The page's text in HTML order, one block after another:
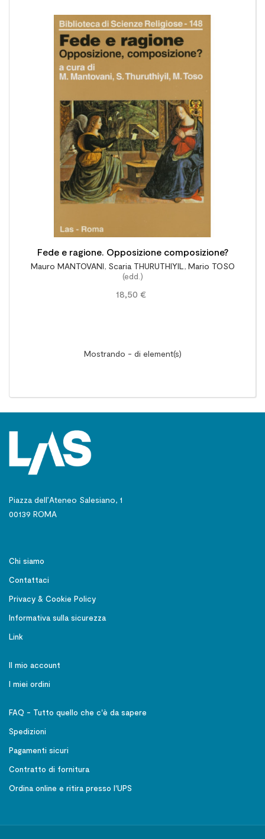
Fede e ragione. Opposizione composizione?
Mauro MANTOVANI, Scaria THURUTHIYIL, Mario TOSO
(edd.)
18,50 €
Mostrando - di element(s)
Piazza dell’Ateneo Salesiano, 1
00139 ROMA
Chi siamo
Contattaci
Privacy & Cookie Policy
Informativa sulla sicurezza
Link
Il mio account
I miei ordini
FAQ - Tutto quello che c'è da sapere
Spedizioni
Pagamenti sicuri
Contratto di fornitura
Ordina online e ritira presso l'UPS